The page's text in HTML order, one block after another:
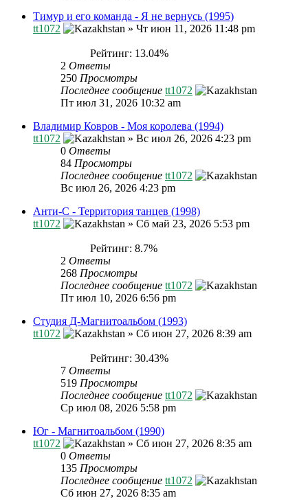
Тимур и его команда - Я не вернусь (1995)
tt1072
» Чт июн 11, 2026 11:48 pm
Рейтинг: 13.04%
2 Ответы
250 Просмотры
Последнее сообщение tt1072
Пт июл 31, 2026 10:32 am
Владимир Ковров - Моя королева (1994)
tt1072
» Вс июл 26, 2026 4:23 pm
0 Ответы
84 Просмотры
Последнее сообщение tt1072
Вс июл 26, 2026 4:23 pm
Анти-С - Территория танцев (1998)
tt1072
» Сб май 23, 2026 5:53 pm
Рейтинг: 8.7%
2 Ответы
268 Просмотры
Последнее сообщение tt1072
Пт июл 10, 2026 6:56 pm
Студия Д-Магнитоальбом (1993)
tt1072
» Сб июн 27, 2026 8:39 am
Рейтинг: 30.43%
7 Ответы
519 Просмотры
Последнее сообщение tt1072
Ср июл 08, 2026 5:58 pm
Юг - Магнитоальбом (1990)
tt1072
» Сб июн 27, 2026 8:35 am
0 Ответы
135 Просмотры
Последнее сообщение tt1072
Сб июн 27, 2026 8:35 am